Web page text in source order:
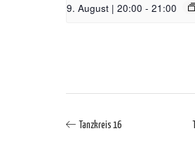
9. August | 20:00 - 21:00
Tanzkreis 16